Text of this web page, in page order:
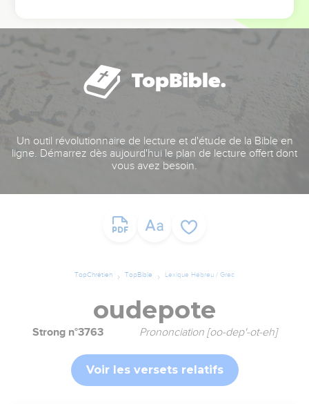
Un outil révolutionnaire de lecture et d'étude de la Bible en
ligne. Démarrez dès aujourd'hui le plan de lecture offert dont
vous avez besoin.
TopChrétien TopBible Lexique Hébreu / Grec
oudepote
Strong n°3763 Prononciation [oo-dep'-ot-eh]
Voir les versets relatifs